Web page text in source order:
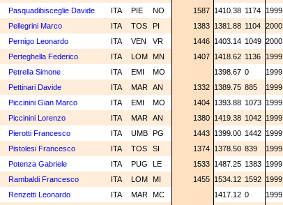
Pasquadibisceglie Davide ITA PIE NO 1587 1410.38 1174 1999
Pellegrini Marco ITA TOS PI 1383 1381.88 1104 2000
Pernigo Leonardo ITA VEN VR 1446 1403.14 1049 2000
Perteghella Federico ITA LOM MN 1407 1418.62 1136 1999
Petrella Simone ITA EMI MO 1398.67 0 1999
Pettinari Davide ITA MAR AN 1332 1389.75 885 1999
Piccinini Gian Marco ITA EMI MO 1404 1393.88 1073 1999
Piccinini Lorenzo ITA MAR AN 1380 1419.38 1042 1999
Pierotti Francesco ITA UMB PG 1443 1399.00 1442 1999
Pistolesi Francesco ITA TOS SI 1374 1378.50 839 1999
Potenza Gabriele ITA PUG LE 1533 1487.25 1383 1999
Rambaldi Francesco ITA LOM MI 1455 1534.12 1592 1999
Renzetti Leonardo ITA MAR MC 1417.12 0 1999